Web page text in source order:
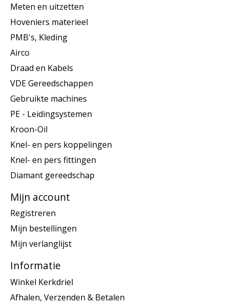
Meten en uitzetten
Hoveniers materieel
PMB's, Kleding
Airco
Draad en Kabels
VDE Gereedschappen
Gebruikte machines
PE - Leidingsystemen
Kroon-Oil
Knel- en pers koppelingen
Knel- en pers fittingen
Diamant gereedschap
Mijn account
Registreren
Mijn bestellingen
Mijn verlanglijst
Informatie
Winkel Kerkdriel
Afhalen, Verzenden & Betalen